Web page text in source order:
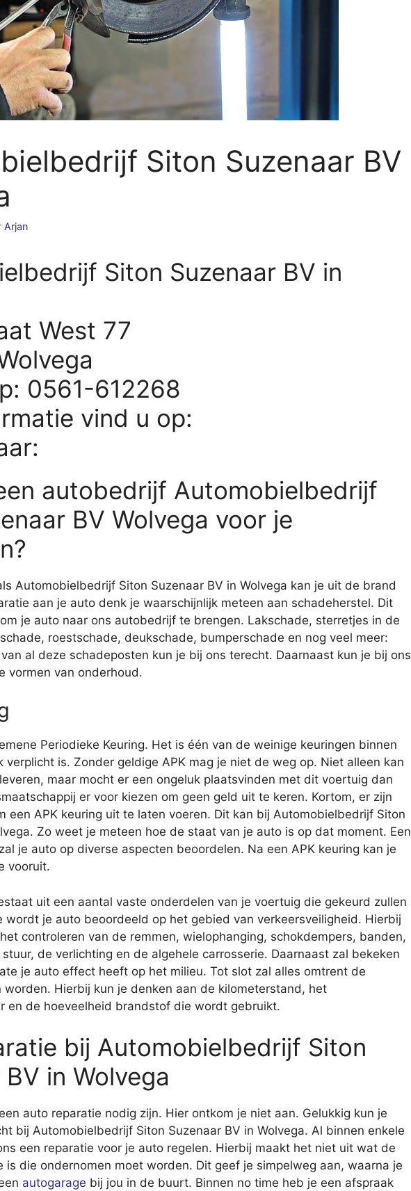
Siton Suzenaar BV
Arjan
Siton Suzenaar BV in
West 77
0561-612268
vind u op:
autobedrijf Automobielbedrijf
BV Wolvega voor je
Automobielbedrijf Siton Suzenaar BV in Wolvega kan je uit de brand
aan je auto denk je waarschijnlijk meteen aan schadeherstel. Dit
je auto naar ons autobedrijf te brengen. Lakschade, sterretjes in de
roestschade, deukschade, bumperschade en nog veel meer:
al deze schadeposten kun je bij ons terecht. Daarnaast kun je bij ons
vormen van onderhoud.
Periodieke Keuring. Het is één van de weinige keuringen binnen
verplicht is. Zonder geldige APK mag je niet de weg op. Niet alleen kan
maar mocht er een ongeluk plaatsvinden met dit voertuig dan
er voor kiezen om geen geld uit te keren. Kortom, er zijn
een APK keuring uit te laten voeren. Dit kan bij Automobielbedrijf Siton
Zo weet je meteen hoe de staat van je auto is op dat moment. Een
je auto op diverse aspecten beoordelen. Na een APK keuring kan je
vooruit.
uit een aantal vaste onderdelen van je voertuig die gekeurd zullen
wordt je auto beoordeeld op het gebied van verkeersveiligheid. Hierbij
controleren van de remmen, wielophanging, schokdempers, banden,
de verlichting en de algehele carrosserie. Daarnaast zal bekeken
je auto effect heeft op het milieu. Tot slot zal alles omtrent de
worden. Hierbij kun je denken aan de kilometerstand, het
en de hoeveelheid brandstof die wordt gebruikt.
bij Automobielbedrijf Siton
in Wolvega
auto reparatie nodig zijn. Hier ontkom je niet aan. Gelukkig kun je
bij Automobielbedrijf Siton Suzenaar BV in Wolvega. Al binnen enkele
een reparatie voor je auto regelen. Hierbij maakt het niet uit wat de
is die ondernomen moet worden. Dit geef je simpelweg aan, waarna je
autogarage bij jou in de buurt. Binnen no time heb je een afspraak